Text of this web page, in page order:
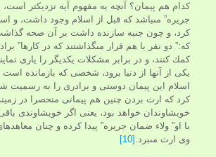
کدام هم پیمان؟ آنچه به مفهوم آيه نزديكتر
جريره” مى‏باشد كه قبل از اسلام وجود داشت، و
كرد، و چون جنبه سازنده داشت بر آن صحه
كه:” دو نفر با هم قرار مى‏گذاشتند كه در كارها”
كمك كنند، و در برابر مشكلات يكديگر را يارى
يكى از آنها از دنيا برود، شخصى كه بازمانده است
اسلام اين پيمان دوستى و برادرى را به رسميت
كرد كه ارث بردن چنين هم پيمانى منحصرا در
خويشاوندان خواهد بود، يعنى اگر خويشاوندى
با او” ولاء ضمان جريره” پيدا كرده و چنان
وى ارث مى‏برد. [10]